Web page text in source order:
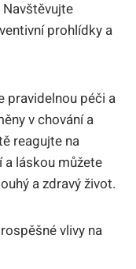
Navštěvujte
prohlídky a
pravidelnou péči a
v chování a
reagujte na
a láskou můžete
a zdravý život.